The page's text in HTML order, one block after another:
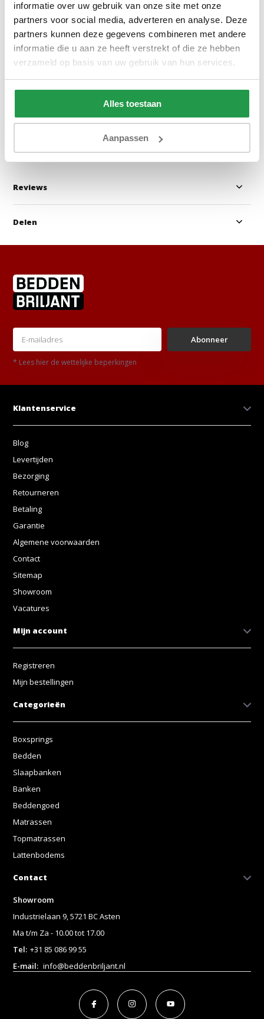
informatie over uw gebruik van onze site met onze
partners voor social media, adverteren en analyse. Deze
partners kunnen deze gegevens combineren met andere
informatie die u aan ze heeft verstrekt of die ze hebben
verzameld op basis van uw gebruik van hun services.
Alles toestaan
Aanpassen
Poso 014 - Ribstof Groen Monolith 84 -
Reviews
Delen
Abonneer
* Lees hier de wettelijke beperkingen
Klantenservice
Blog
Levertijden
Bezorging
Retourneren
Betaling
Garantie
Algemene voorwaarden
Contact
Sitemap
Showroom
Vacatures
Mijn account
Registreren
Mijn bestellingen
Categorieën
Boxsprings
Bedden
Slaapbanken
Banken
Beddengoed
Matrassen
Topmatrassen
Lattenbodems
Contact
Showroom
Industrielaan 9, 5721 BC Asten
Ma t/m Za - 10.00 tot 17.00
Tel: +31 85 086 99 55
E-mail: info@beddenbriljant.nl